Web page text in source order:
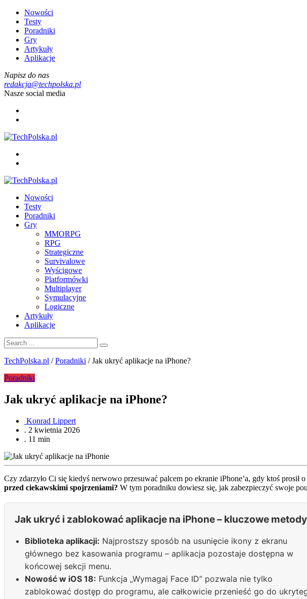
Nowości
Testy
Poradniki
Gry
Artykuły
Aplikacje
Napisz do nas
redakcja@techpolska.pl
Nasze social media
Nowości
Testy
Poradniki
Gry
MMORPG
RPG
Strategiczne
Survivalowe
Wyścigowe
Platformówki
Multiplayer
Symulacyjne
Logiczne
Artykuły
Aplikacje
TechPolska.pl /Poradniki /Jak ukryć aplikacje na iPhone?
Poradniki
Jak ukryć aplikacje na iPhone?
Konrad Lippert
. 2 kwietnia 2026
. 11 min
Czy zdarzyło Ci się kiedyś nerwowo przesuwać palcem po ekranie iPhone’a, gdy ktoś prosił
przed ciekawskimi spojrzeniami? W tym poradniku dowiesz się, jak zabezpieczyć swoje
Jak ukryć i zablokować aplikacje na iPhone – kluczowe metody
Biblioteka aplikacji: Najprostszy sposób na usunięcie ikony z ekranu
głównego bez kasowania programu – aplikacja pozostaje dostępna w
końcowej sekcji menu.
Nowość w iOS 18: Funkcja „Wymagaj Face ID” pozwala nie tylko
zablokować dostęp do programu, ale całkowicie przenieść go do